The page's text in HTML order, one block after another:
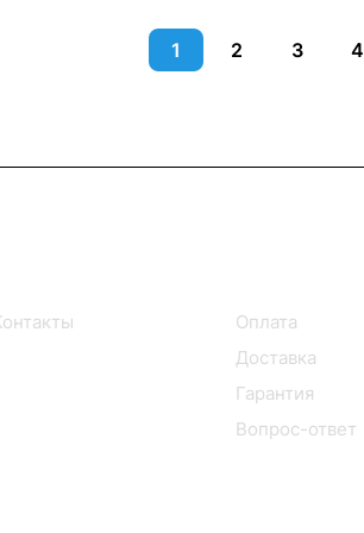
1 2 3 4
Оплата
Доставка
Гарантия
Вопрос-ответ